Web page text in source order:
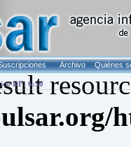
Archivo Quiénes
DF: 6:50